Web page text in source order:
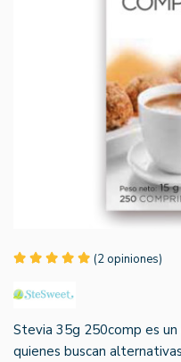
(2 opiniones)
Stevia 35g 250comp es
quienes buscan